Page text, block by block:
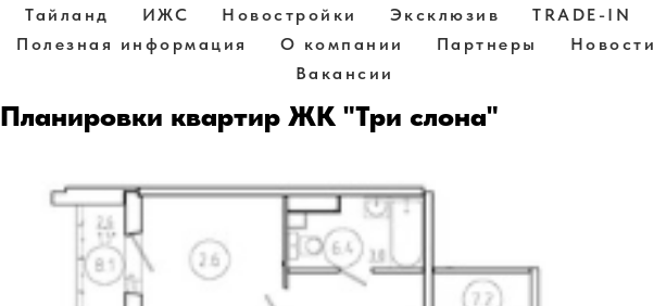
Тайланд ИЖС Новостройки Эксклюзив
TRADE-IN
Полезная информация
О компании Партнеры
Новости
Вакансии
Планировки квартир ЖК "Три слона"